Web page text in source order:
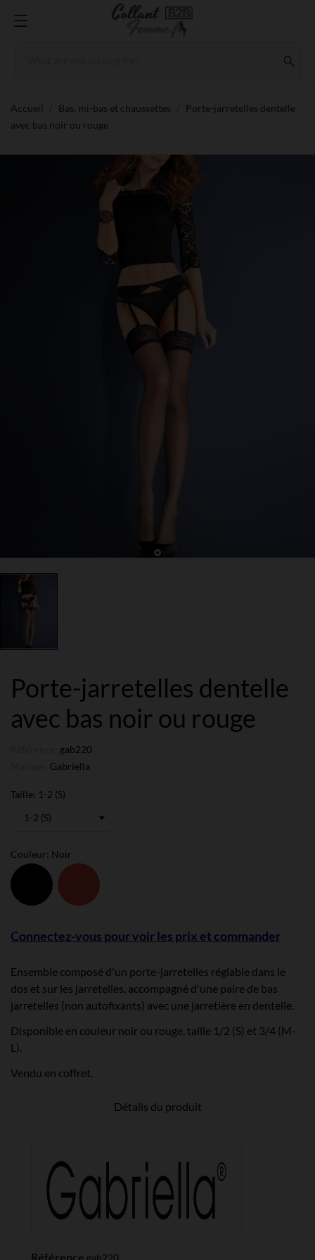
Accueil Bas, mi-bas et chaussettes
Porte-jarretelles dentelle
avec bas noir ou rouge
Porte-jarretelles dentelle
avec bas noir ou rouge
gab220
Gabriella
Taille: 1-2 (S)
Couleur: Noir
Noir
Connectez-vous pour voir les prix et commander
Ensemble composé d'un porte-jarretelles réglable dans le
dos et sur les jarretelles, accompagné d'une paire de bas
jarretelles (non autofixants) avec une jarretière en dentelle.
Disponible en couleur noir ou rouge, taille 1/2 (S) et 3/4 (M-
L).
Vendu en coffret.
Détails du produit
Référence gab220